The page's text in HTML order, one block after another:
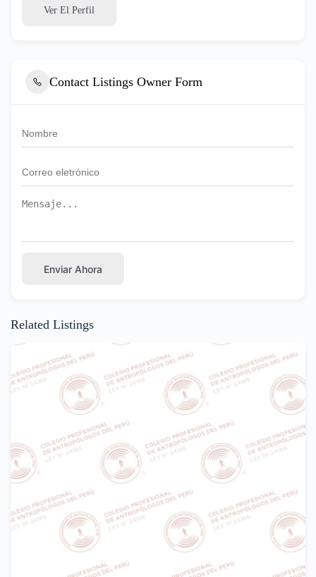
Ver El Perfil
Contact Listings Owner Form
Enviar Ahora
Related Listings